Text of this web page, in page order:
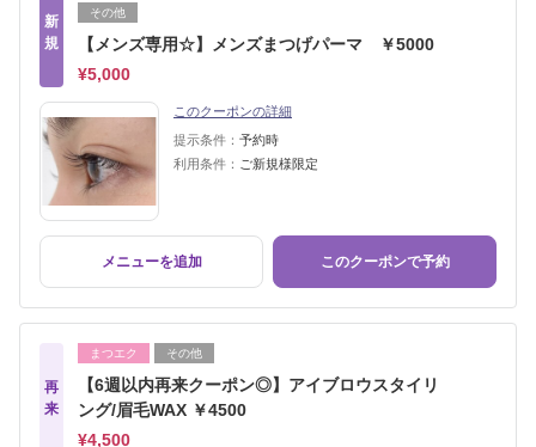
新
規
その他
【メンズ専用☆】メンズまつげパーマ ￥5000
¥5,000
このクーポンの詳細
提示条件： 予約時
利用条件： ご新規様限定
メニューを追加 このクーポンで予約
再
来
まつエク その他
【6週以内再来クーポン◎】アイブロウスタイリ
ング/眉毛WAX ￥4500
¥4,500